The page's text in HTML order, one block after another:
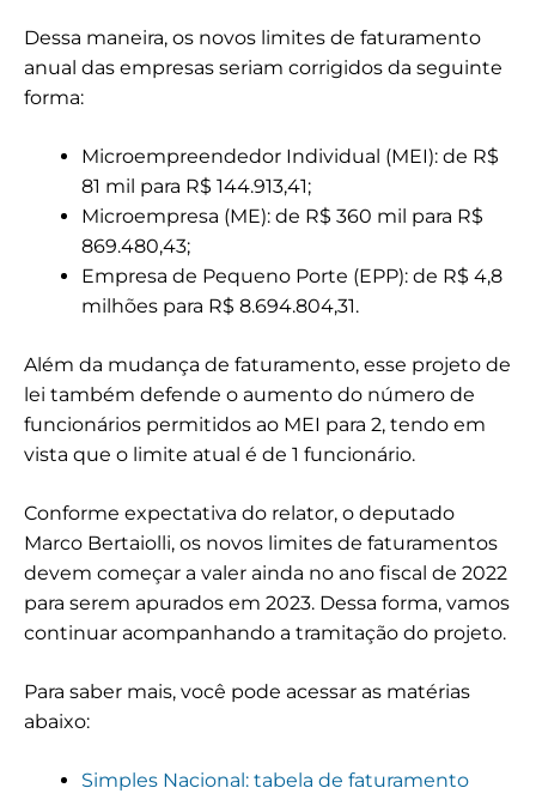
Dessa maneira, os novos limites de faturamento
anual das empresas seriam corrigidos da seguinte
forma:
Microempreendedor Individual (MEI): de R$
81 mil para R$ 144.913,41;
Microempresa (ME): de R$ 360 mil para R$
869.480,43;
Empresa de Pequeno Porte (EPP): de R$ 4,8
milhões para R$ 8.694.804,31.
Além da mudança de faturamento, esse projeto de
lei também defende o aumento do número de
funcionários permitidos ao MEI para 2, tendo em
vista que o limite atual é de 1 funcionário.
Conforme expectativa do relator, o deputado
Marco Bertaiolli, os novos limites de faturamentos
devem começar a valer ainda no ano fiscal de 2022
para serem apurados em 2023. Dessa forma, vamos
continuar acompanhando a tramitação do projeto.
Para saber mais, você pode acessar as matérias
abaixo:
Simples Nacional: tabela de faturamento